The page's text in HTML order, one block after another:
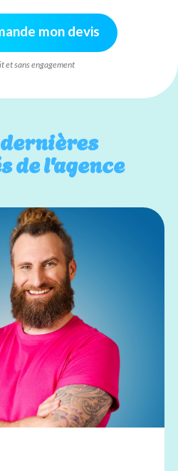
mon devis
et sans engagement
de l'agence